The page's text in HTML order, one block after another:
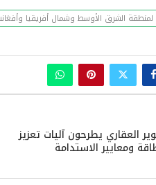
لمنطقة الشرق الأوسط وشمال أفريقيا
العقاري يطرحون آليات تعزيز
ومعايير الاستدامة